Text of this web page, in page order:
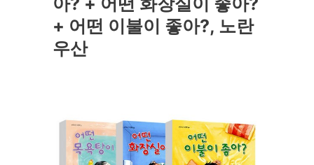
+ 어떤 이불이 좋아?, 노란
우산